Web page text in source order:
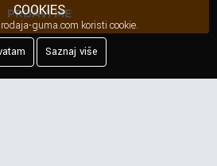
PRIJAVI ME
COOKIES
guma.com koristi cookie.
Saznaj više